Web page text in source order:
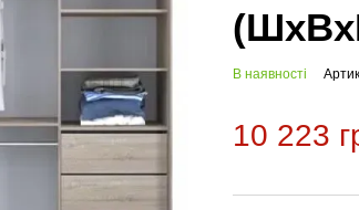
В наявності
10 223